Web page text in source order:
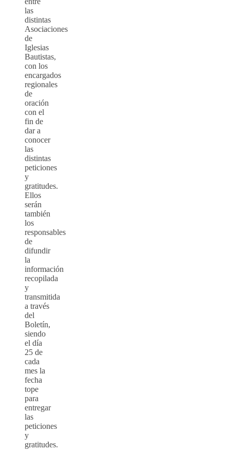
las
distintas
Asociaciones
de
Iglesias
Bautistas,
con los
encargados
regionales
de
oración
con el
fin de
dar a
conocer
las
distintas
peticiones
y
gratitudes.
Ellos
serán
también
los
responsables
de
difundir
la
información
recopilada
y
transmitida
a través
del
Boletín,
siendo
el día
25 de
cada
mes la
fecha
tope
para
entregar
las
peticiones
y
gratitudes.